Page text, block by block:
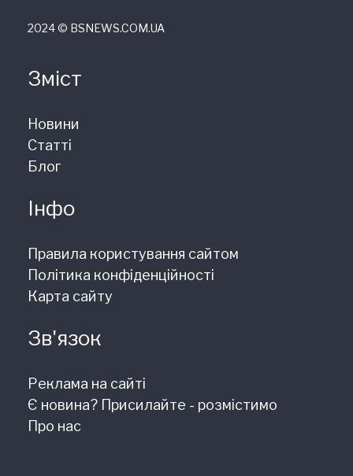
2024 © ВSNEWS.COM.UA
Зміст
Новини
Статті
Блог
Інфо
Правила користування сайтом
Політика конфіденційності
Карта сайту
Зв'язок
Реклама на сайті
Є новина? Присилайте - розмістимо
Про нас